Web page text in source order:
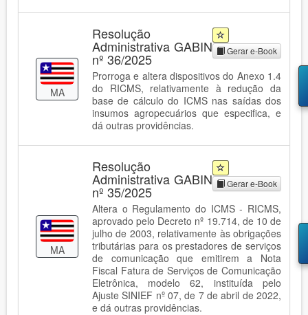
MA
Resolução
Administrativa GABIN
nº 36/2025 Gerar e-Book
Prorroga e altera dispositivos do Anexo 1.4
do RICMS, relativamente à redução da
base de cálculo do ICMS nas saídas dos
insumos agropecuários que especifica, e
dá outras providências.
MA
Resolução
Administrativa GABIN
nº 35/2025 Gerar e-Book
Altera o Regulamento do ICMS - RICMS,
aprovado pelo Decreto nº 19.714, de 10 de
julho de 2003, relativamente às obrigações
tributárias para os prestadores de serviços
de comunicação que emitirem a Nota
Fiscal Fatura de Serviços de Comunicação
Eletrônica, modelo 62, instituída pelo
Ajuste SINIEF nº 07, de 7 de abril de 2022,
e dá outras providências.